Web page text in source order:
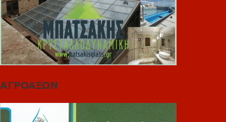
ΑΓΡΟΑΞΩΝ